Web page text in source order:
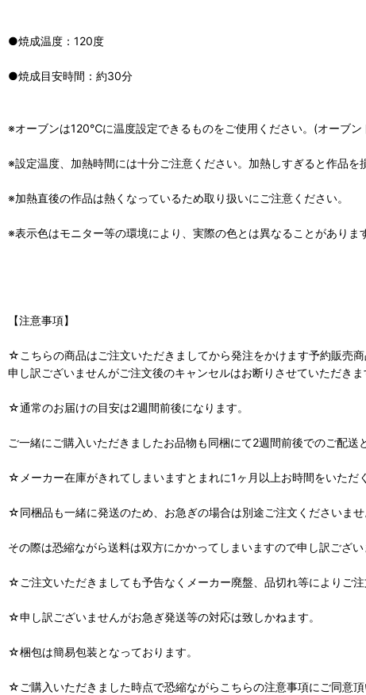
●焼成温度：120度
●焼成目安時間：約30分
※オーブンは120℃に温度設定できるものをご使用ください。(オーブン
※設定温度、加熱時間には十分ご注意ください。加熱しすぎると作品を
※加熱直後の作品は熱くなっているため取り扱いにご注意ください。
※表示色はモニター等の環境により、実際の色とは異なることがありま
【注意事項】
☆こちらの商品はご注文いただきましてから発注をかけます予約販売商
申し訳ございませんがご注文後のキャンセルはお断りさせていただきま
☆通常のお届けの目安は2週間前後になります。
ご一緒にご購入いただきましたお品物も同梱にて2週間前後でのご配送
☆メーカー在庫がきれてしまいますとまれに1ヶ月以上お時間をいただ
☆同梱品も一緒に発送のため、お急ぎの場合は別途ご注文くださいませ
その際は恐縮ながら送料は双方にかかってしまいますので申し訳ござい
☆ご注文いただきましても予告なくメーカー廃盤、品切れ等によりご
☆申し訳ございませんがお急ぎ発送等の対応は致しかねます。
☆梱包は簡易包装となっております。
☆ご購入いただきました時点で恐縮ながらこちらの注意事項にご同意